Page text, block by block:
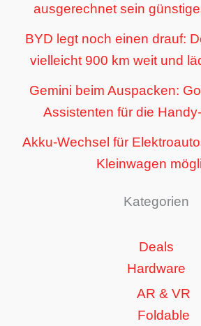
ausgerechnet sein
BYD legt noch einen drauf:
vielleicht 900 km weit und
Gemini beim Auspacken:
Assistenten für die
Akku-Wechsel für
Kleinwagen
Kategorien
Deals
Hardware
AR & VR
Foldable